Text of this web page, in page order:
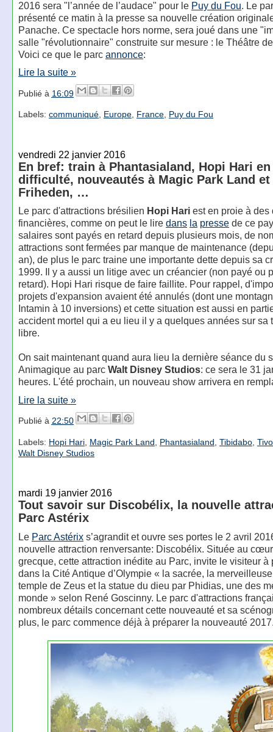
2016 sera "l’année de l’audace" pour le Puy du Fou. Le
présenté ce matin à la presse sa nouvelle création
Panache. Ce spectacle hors norme, sera joué dans une
salle "révolutionnaire" construite sur mesure : le Théâtre
Voici ce que le parc annonce:
Lire la suite »
Publié à 16:09
Labels: communiqué, Europe, France, Puy du Fou
vendredi 22 janvier 2016
En bref: train à Phantasialand, Hopi Hari en
difficulté, nouveautés à Magic Park Land
Friheden, …
Le parc d'attractions brésilien Hopi Hariest en proie à des
financières, comme on peut le lire dans la pressede ce
salaires sont payés en retard depuis plusieurs mois, de
attractions sont fermées par manque de maintenance
an), de plus le parc traine une importante dette depuis sa
1999. Il y a aussi un litige avec un créancier (non payé ou
retard). Hopi Hari risque de faire faillite. Pour rappel,
projets d'expansion avaient été annulés (dont une
Intamin à 10 inversions) et cette situation est aussi en
accident mortel qui a eu lieu il y a quelques années sur sa
libre.
On sait maintenant quand aura lieu la dernière séance du
Animagique au parc Walt Disney Studios: ce sera le 31
heures. L'été prochain, un nouveau show arrivera en
Lire la suite »
Publié à 22:50
Labels: Hopi Hari, Magic Park Land Phantasialand Tibidabo,
Walt Disney Studios
mardi 19 janvier 2016
Tout savoir sur Discobélix, la nouvelle
Parc Astérix
Le Parc Astérixs’agrandit et ouvre ses portes le 2 avril
nouvelle attraction renversante: Discobélix. Située au
grecque, cette attraction inédite au Parc, invite le visiteur à
dans la Cité Antique d’Olympie « la sacrée, la
temple de Zeus et la statue du dieu par Phidias, une des
monde » selon René Goscinny. Le parc d'attractions
nombreux détails concernant cette nouveauté et sa
plus, le parc commence déjà à préparer la nouveauté